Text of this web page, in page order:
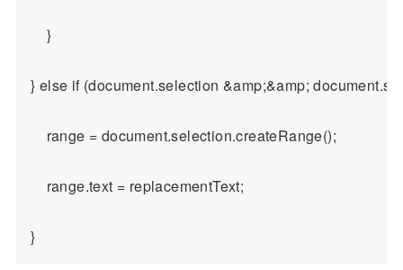
    }
} else if (document.selection &amp;&amp;
    range = document.selection.createRange();
    range.text = replacementText;